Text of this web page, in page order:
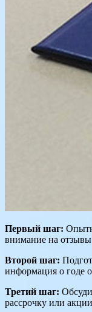
Первый шаг:
внимание на отзывы
Второй шаг:
информация о годе
Третий шаг:
рассрочку или